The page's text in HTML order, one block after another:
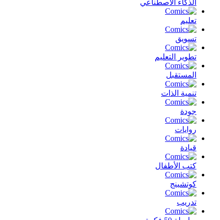
الذكاء الأصطناعي
تعليم
تسويق
تطوير التعليم
المستقبل
تنمية الذات
جودة
روايات
قيادة
كتب الأطفال
كوتشينج
تدريب